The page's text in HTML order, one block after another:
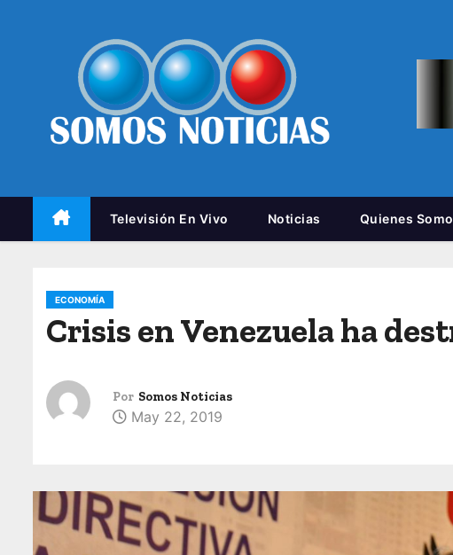
Televisión En Vivo Noticias Quienes
ECONOMÍA
Crisis en Venezuela ha
Por Somos Noticias
May 22, 2019